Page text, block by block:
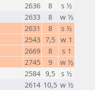
2636 8
s ½
2633 8
w ½
2631 8
s ½
2543 7,5 w 1
2669 8
s 1
2745 9
w ½
2584 9,5
s ½
2614 10,5 w ½